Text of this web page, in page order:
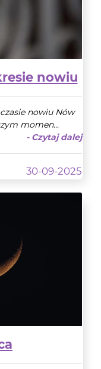
nowiu
nowiu Nów
momen...
- Czytaj dalej
30-09-2025